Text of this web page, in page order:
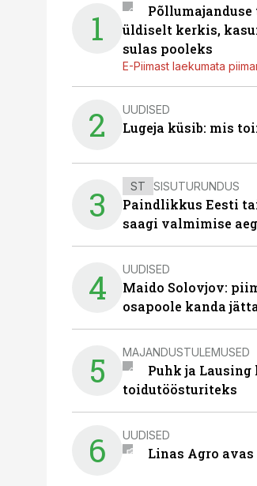
1
üldiselt kerkis,
sulas pooleks
E-Piimast laekumata
2 UUDISED
Lugeja küsib: mis
3 ST SISUTURUNDUS
Paindlikkus Eesti
saagi valmimise
4 UUDISED
Maido Solovjov:
osapoole kanda
5 MAJANDUSTULEMUSED
Puhk ja
toidutöösturiteks
6 UUDISED
Linas Agro